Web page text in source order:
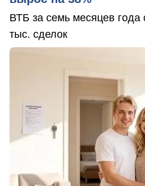
ВТБ за семь месяцев
тыс. сделок